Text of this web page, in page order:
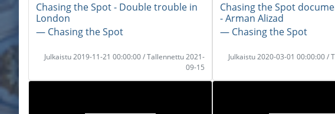
Chasing the Spot - Double trouble in
London
― Chasing the Spot
Julkaistu 2019-11-21 00:00:00 / Tallennettu 2021-
09-15
Chasing the Spot
- Arman Alizad
― Chasing the Spot
Julkaistu 2020-03-01 00:00:00 /